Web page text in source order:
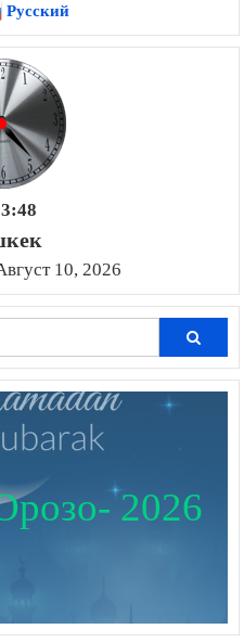
Русский
10, 2026
2026